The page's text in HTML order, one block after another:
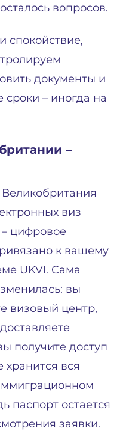
вопросов.
документы и
сроки – иногда на
–
виз
– цифровое
к вашему
UKVI. Сама
вы
визовый центр,
получите доступ
хранится вся
паспорт остается
заявки.